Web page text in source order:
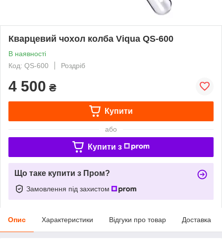
Кварцевий чохол колба Viqua QS-600
В наявності
Код: QS-600
Роздріб
4 500 ₴
Купити
або
Купити з
Що таке купити з Пром?
Замовлення під захистом
Опис Характеристики Відгуки про товар Доставка